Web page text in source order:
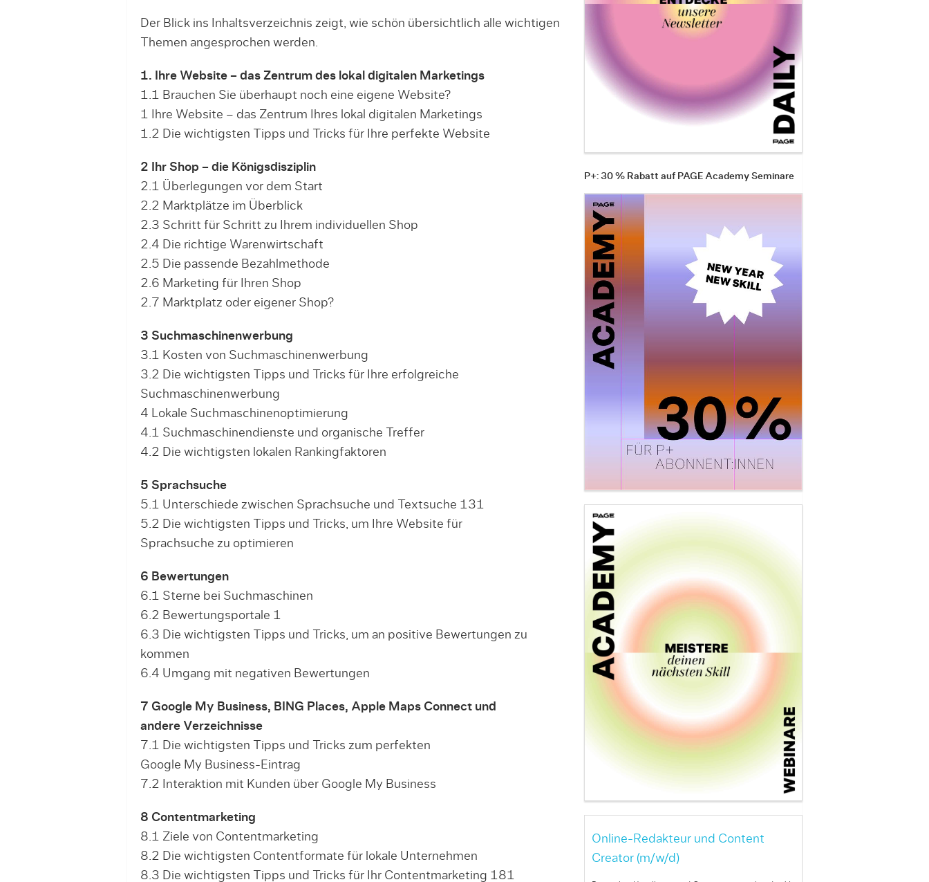
Der Blick ins Inhaltsverzeichnis zeigt, wie schön übersichtlich alle wichtigen
Themen angesprochen werden.
1. Ihre Website – das Zentrum des lokal digitalen Marketings
1.1 Brauchen Sie überhaupt noch eine eigene Website?
1 Ihre Website – das Zentrum Ihres lokal digitalen Marketings
1.2 Die wichtigsten Tipps und Tricks für Ihre perfekte Website
2 Ihr Shop – die Königsdisziplin
2.1 Überlegungen vor dem Start
2.2 Marktplätze im Überblick
2.3 Schritt für Schritt zu Ihrem individuellen Shop
2.4 Die richtige Warenwirtschaft
2.5 Die passende Bezahlmethode
2.6 Marketing für Ihren Shop
2.7 Marktplatz oder eigener Shop?
3 Suchmaschinenwerbung
3.1 Kosten von Suchmaschinenwerbung
3.2 Die wichtigsten Tipps und Tricks für Ihre erfolgreiche
Suchmaschinenwerbung
4 Lokale Suchmaschinenoptimierung
4.1 Suchmaschinendienste und organische Treffer
4.2 Die wichtigsten lokalen Rankingfaktoren
5 Sprachsuche
5.1 Unterschiede zwischen Sprachsuche und Textsuche 131
5.2 Die wichtigsten Tipps und Tricks, um Ihre Website für
Sprachsuche zu optimieren
6 Bewertungen
6.1 Sterne bei Suchmaschinen
6.2 Bewertungsportale 1
6.3 Die wichtigsten Tipps und Tricks, um an positive Bewertungen zu
kommen
6.4 Umgang mit negativen Bewertungen
7 Google My Business, BING Places, Apple Maps Connect und
andere Verzeichnisse
7.1 Die wichtigsten Tipps und Tricks zum perfekten
Google My Business-Eintrag
7.2 Interaktion mit Kunden über Google My Business
8 Contentmarketing
8.1 Ziele von Contentmarketing
8.2 Die wichtigsten Contentformate für lokale Unternehmen
8.3 Die wichtigsten Tipps und Tricks für Ihr Contentmarketing 181
P+: 30 % Rabatt auf PAGE Academy Seminare
Online-Redakteur und Content
Creator (m/w/d)